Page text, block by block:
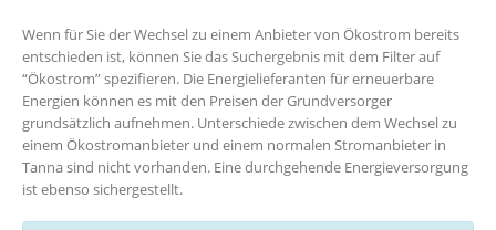
Wenn für Sie der Wechsel zu einem Anbieter von Ökostrom bereits
entschieden ist, können Sie das Suchergebnis mit dem Filter auf
“Ökostrom” spezifieren. Die Energielieferanten für erneuerbare
Energien können es mit den Preisen der Grundversorger
grundsätzlich aufnehmen. Unterschiede zwischen dem Wechsel zu
einem Ökostromanbieter und einem normalen Stromanbieter in
Tanna sind nicht vorhanden. Eine durchgehende Energieversorgung
ist ebenso sichergestellt.